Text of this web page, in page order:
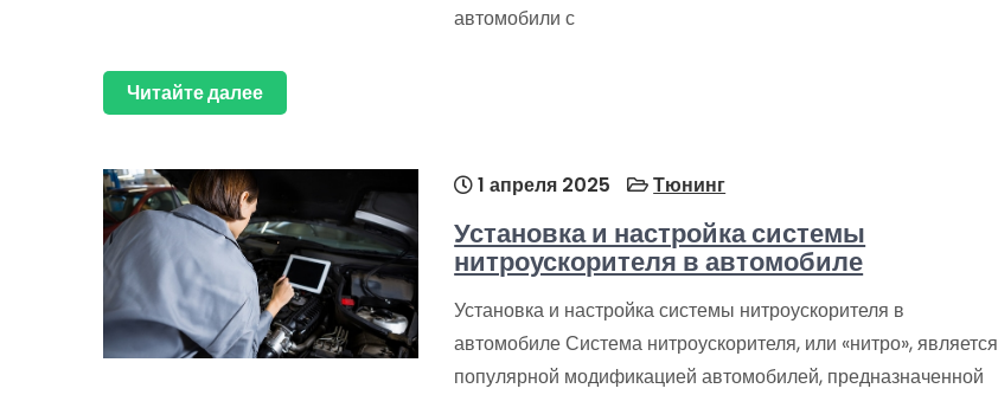
автомобили с
Читайте далее
1 апреля 2025 Тюнинг
Установка и настройка системы
нитроускорителя в автомобиле
Установка и настройка системы нитроускорителя в
автомобиле Система нитроускорителя, или «нитро», является
популярной модификацией автомобилей, предназначенной